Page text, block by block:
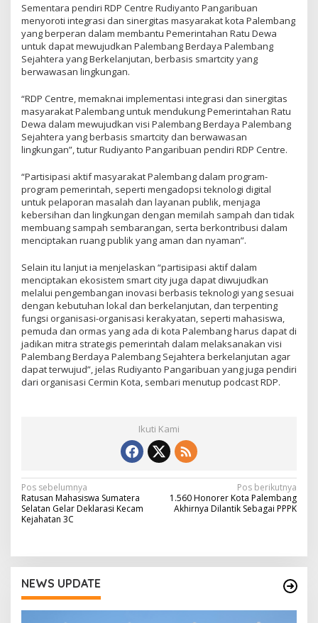
Sementara pendiri RDP Centre Rudiyanto Pangaribuan
menyoroti integrasi dan sinergitas masyarakat kota Palembang
yang berperan dalam membantu Pemerintahan Ratu Dewa
untuk dapat mewujudkan Palembang Berdaya Palembang
Sejahtera yang Berkelanjutan, berbasis smartcity yang
berwawasan lingkungan.
“RDP Centre, memaknai implementasi integrasi dan sinergitas
masyarakat Palembang untuk mendukung Pemerintahan Ratu
Dewa dalam mewujudkan visi Palembang Berdaya Palembang
Sejahtera yang berbasis smartcity dan berwawasan
lingkungan”, tutur Rudiyanto Pangaribuan pendiri RDP Centre.
“Partisipasi aktif masyarakat Palembang dalam program-
program pemerintah, seperti mengadopsi teknologi digital
untuk pelaporan masalah dan layanan publik, menjaga
kebersihan dan lingkungan dengan memilah sampah dan tidak
membuang sampah sembarangan, serta berkontribusi dalam
menciptakan ruang publik yang aman dan nyaman”.
Selain itu lanjut ia menjelaskan “partisipasi aktif dalam
menciptakan ekosistem smart city juga dapat diwujudkan
melalui pengembangan inovasi berbasis teknologi yang sesuai
dengan kebutuhan lokal dan berkelanjutan, dan terpenting
fungsi organisasi-organisasi kerakyatan, seperti mahasiswa,
pemuda dan ormas yang ada di kota Palembang harus dapat di
jadikan mitra strategis pemerintah dalam melaksanakan visi
Palembang Berdaya Palembang Sejahtera berkelanjutan agar
dapat terwujud”, jelas Rudiyanto Pangaribuan yang juga pendiri
dari organisasi Cermin Kota, sembari menutup podcast RDP.
Ikuti Kami
N
a
v
i
g
a
s
Pos sebelumnya
Ratusan Mahasiswa Sumatera
Selatan Gelar Deklarasi Kecam
Kejahatan 3C
Pos berikutnya
1.560 Honorer Kota Palembang
Akhirnya Dilantik Sebagai PPPK
NEWS UPDATE